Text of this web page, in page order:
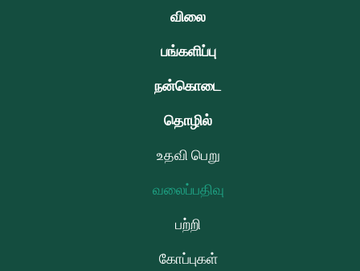
விலை
பங்களிப்பு
நன்கொடை
தொழில்
உதவி பெறு
வலைப்பதிவு
பற்றி
கோப்புகள்